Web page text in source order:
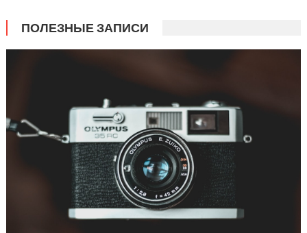
ПОЛЕЗНЫЕ ЗАПИСИ